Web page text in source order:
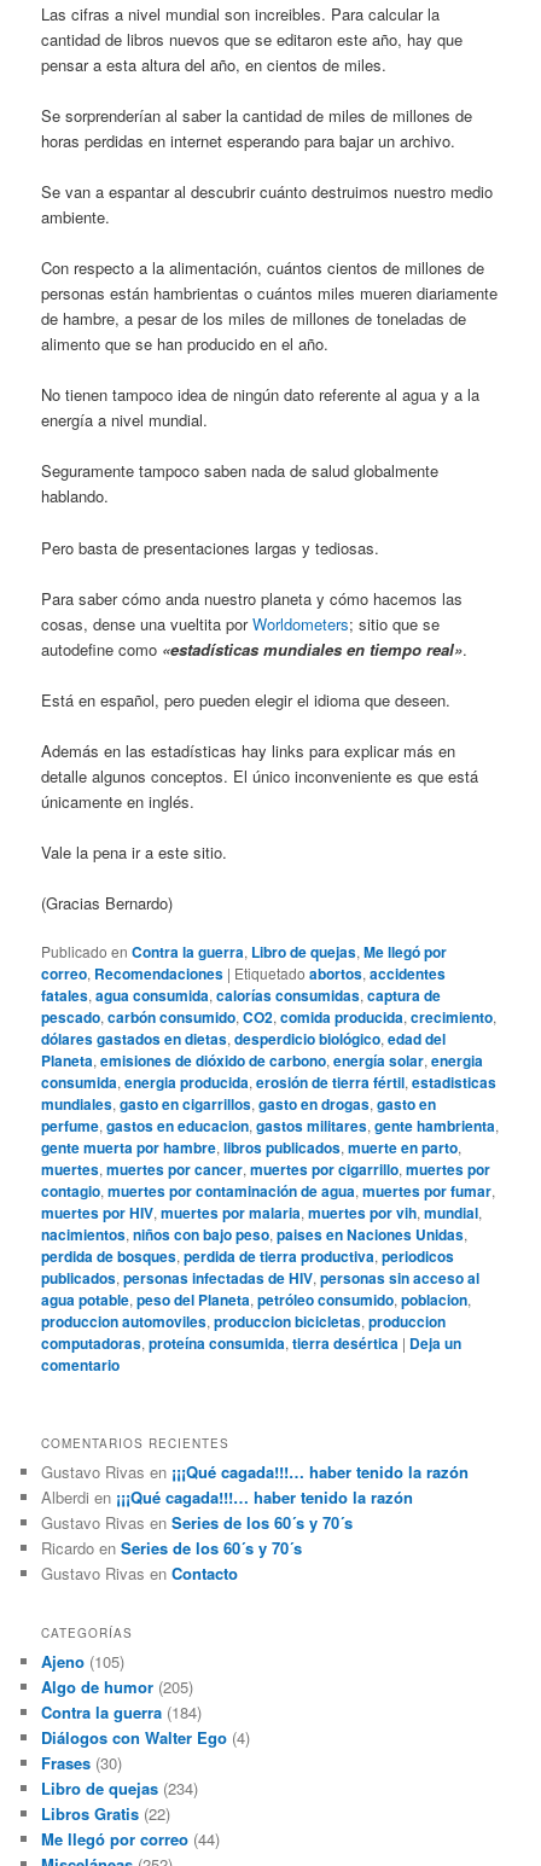
Las cifras a nivel mundial son increibles. Para calcular la
cantidad de libros nuevos que se editaron este año, hay que
pensar a esta altura del año, en cientos de miles.
Se sorprenderían al saber la cantidad de miles de millones de
horas perdidas en internet esperando para bajar un archivo.
Se van a espantar al descubrir cuánto destruimos nuestro medio
ambiente.
Con respecto a la alimentación, cuántos cientos de millones de
personas están hambrientas o cuántos miles mueren diariamente
de hambre, a pesar de los miles de millones de toneladas de
alimento que se han producido en el año.
No tienen tampoco idea de ningún dato referente al agua y a la
energía a nivel mundial.
Seguramente tampoco saben nada de salud globalmente
hablando.
Pero basta de presentaciones largas y tediosas.
Para saber cómo anda nuestro planeta y cómo hacemos las
cosas, dense una vueltita porWorldometers; sitio que se
autodefine como «estadísticas mundiales en tiempo real».
Está en español, pero pueden elegir el idioma que deseen.
Además en las estadísticas hay links para explicar más en
detalle algunos conceptos. El único inconveniente es que está
únicamente en inglés.
Vale la pena ir a este sitio.
(Gracias Bernardo)
Publicado en Contra la guerra, Libro de quejas,Me llegó por
correo, Recomendaciones | Etiquetado abortos,accidentes
fatales,agua consumida,calorías consumidas,captura de
pescado,carbón consumido,CO2,comida producida,crecimiento,
dólares gastados en dietas,desperdicio biológico,edad del
Planeta,emisiones de dióxido de carbono,energía solar,energia
consumida,energia producida,erosión de tierra fértil,estadisticas
mundiales,gasto en cigarrillos,gasto en drogas,gasto en
perfume,gastos en educacion,gastos militares,gente hambrienta,
gente muerta por hambre,libros publicados,muerte en parto,
muertes,muertes por cancer,muertes por cigarrillo,muertes por
contagio,muertes por contaminación de agua,muertes por fumar,
muertes por HIV,muertes por malaria,muertes por vih,mundial,
nacimientos,niños con bajo peso,paises en Naciones Unidas,
perdida de bosques,perdida de tierra productiva,periodicos
publicados,personas infectadas de HIV,personas sin acceso al
agua potable,peso del Planeta,petróleo consumido,poblacion,
produccion automoviles,produccion bicicletas,produccion
computadoras,proteína consumida,tierra desértica | Deja un
comentario
COMENTARIOS RECIENTES
Gustavo Rivas en ¡¡¡Qué cagada!!!… haber tenido la razón
Alberdi en ¡¡¡Qué cagada!!!… haber tenido la razón
Gustavo Rivas enSeries de los 60´s y 70´s
Ricardo enSeries de los 60´s y 70´s
Gustavo Rivas enContacto
CATEGORÍAS
Ajeno (105)
Algo de humor (205)
Contra la guerra (184)
Diálogos con Walter Ego (4)
Frases (30)
Libro de quejas (234)
Libros Gratis (22)
Me llegó por correo (44)